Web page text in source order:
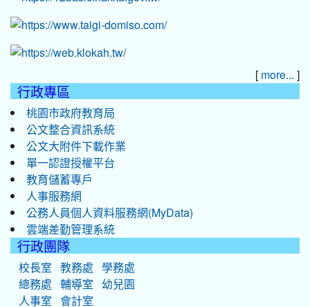
[ more... ]
行政專區
桃園市政府教育局
公文整合資訊系統
公文大附件下載作業
單一認證授權平台
教育儲蓄專戶
人事服務網
公務人員個人資料服務網(MyData)
雲端差勤管理系統
行政團隊
校長室 教務處
學務處
總務處
輔導室
幼兒園
人事室
會計室